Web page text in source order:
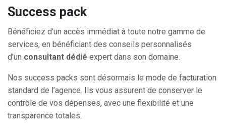
Success pack
Bénéficiez d’un accès immédiat à toute notre gamme de
services, en bénéficiant des conseils personnalisés
d’un consultant dédié expert dans son domaine.
Nos success packs sont désormais le mode de facturation
standard de l’agence. Ils vous assurent de conserver le
contrôle de vos dépenses, avec une flexibilité et une
transparence totales.